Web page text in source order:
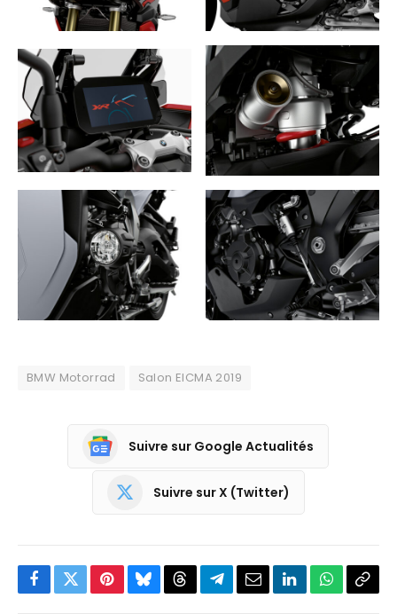
BMW Motorrad Salon EICMA 2019
Suivre sur Google Actualités
Suivre sur X (Twitter)
Facebook
TwitterPinterestBlueskyThreadsPartagerEmailLinkedInWhatsApp